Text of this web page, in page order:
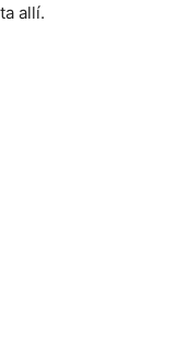
allí.